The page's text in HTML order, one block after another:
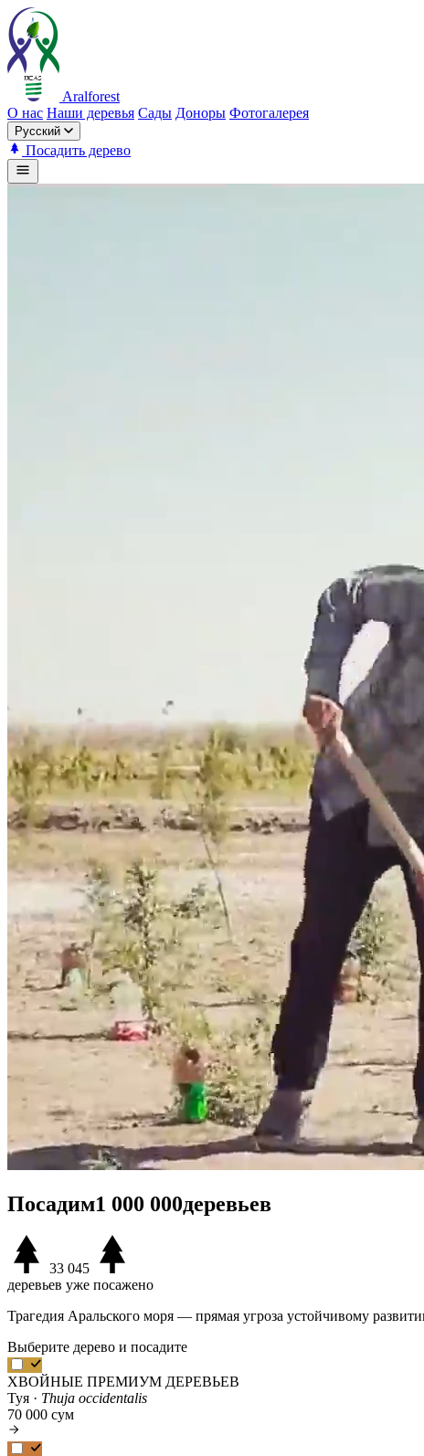
Aralforest
О нас Наши деревья Сады Доноры Фотогалерея
Русский
Посадить дерево
Посадим1 000 000деревьев
33 045
деревьев уже посажено
Трагедия Аральского моря — прямая угроза устойчивому
Выберите дерево и посадите
ХВОЙНЫЕ ПРЕМИУМ ДЕРЕВЬЕВ
Туя · Thuja occidentalis
70 000 сум